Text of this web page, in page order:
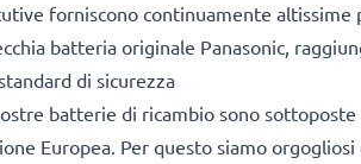
forniscono continuamente
batteria originale Panasonic,
di sicurezza
batterie di ricambio sono
Europea. Per questo siamo